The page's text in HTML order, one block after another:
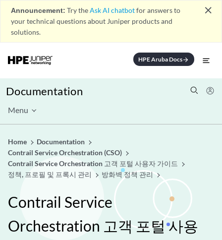
Announcement: Try theAsk AI chatbotfor answers to
your technical questions about Juniper products and
solutions.
close
HPE Aruba Docsarrow_forward
Documentation
Menu
Home
Documentation
Contrail Service Orchestration (CSO)
Contrail Service Orchestration 고객 포털 사용자 가이드
정책, 프로필 및 프록시 관리
방화벽 정책 관리
Contrail Service
Orchestration 고객 포털 사용